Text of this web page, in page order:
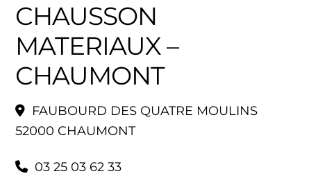
CHAUSSON
MATERIAUX –
CHAUMONT
FAUBOURD DES QUATRE MOULINS
52000 CHAUMONT
03 25 03 62 33